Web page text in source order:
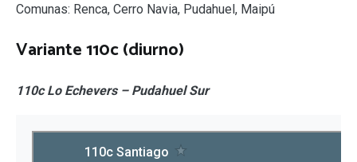
Comunas: Renca, Cerro Navia, Pudahuel, Maipú
Variante 110c (diurno)
110c Lo Echevers – Pudahuel Sur